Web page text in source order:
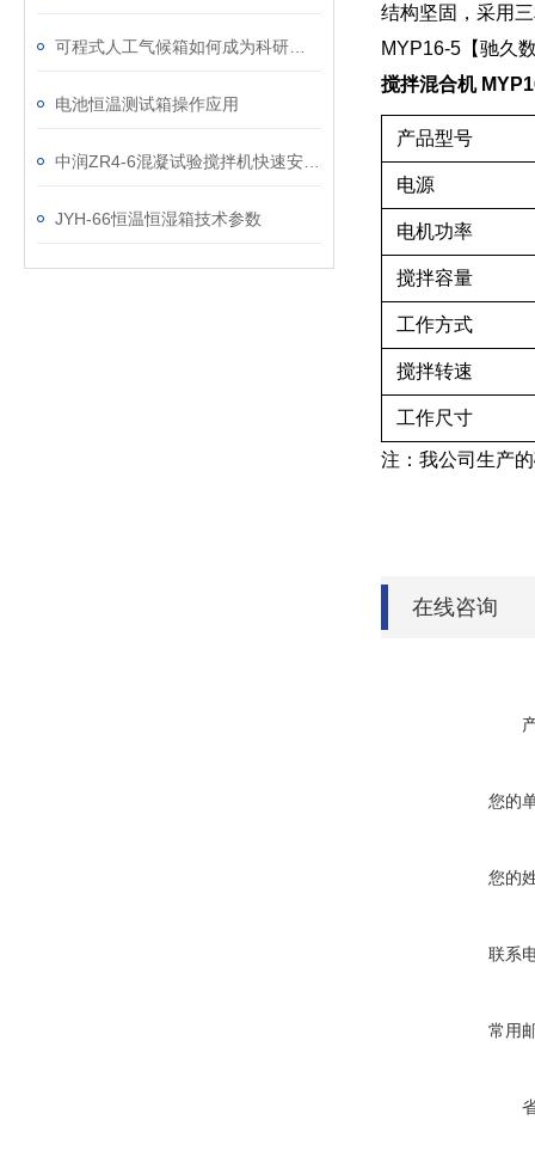
电池恒温测试箱操作应用
JYH-66恒温恒湿箱技术参数
结构坚固，采用
MYP16-5【驰久
搅拌混合机
产品型号
电源
电机功率
搅拌容量
工作方式
搅拌转速
工作尺寸
注：我公司
在线咨询
您的
您的
联系
常用